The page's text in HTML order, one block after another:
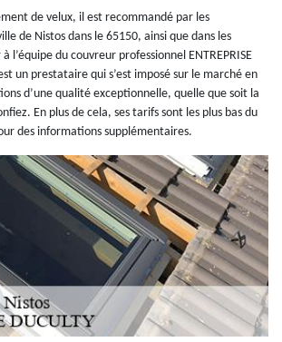
de velux, il est recommandé par les
de Nistos dans le 65150, ainsi que dans les
l’équipe du couvreur professionnel ENTREPRISE
un prestataire qui s’est imposé sur le marché en
d’une qualité exceptionnelle, quelle que soit la
En plus de cela, ses tarifs sont les plus bas du
des informations supplémentaires.